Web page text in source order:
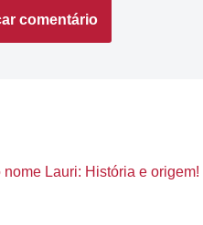
Lauri: História e origem!